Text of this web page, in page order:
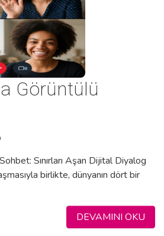
Görüntülü
Sınırları Aşan Dijital Diyalog
birlikte, dünyanın dört bir
DEVAMINI OKU